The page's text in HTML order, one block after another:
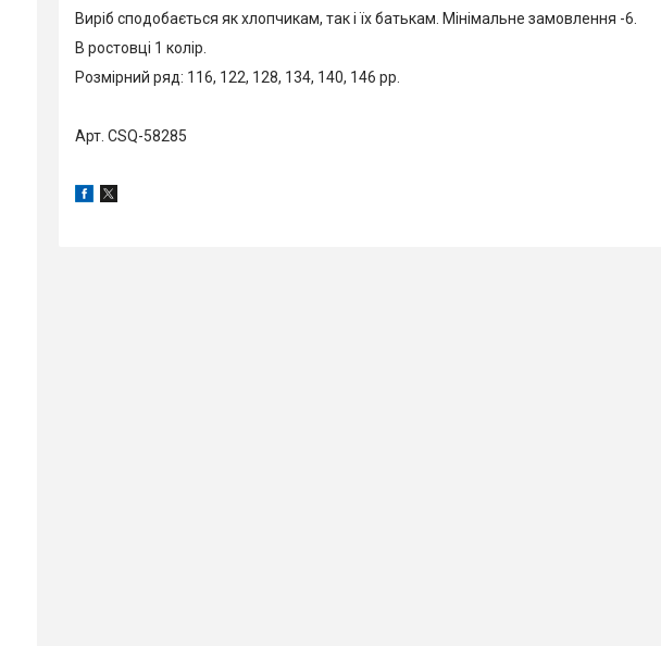
Виріб сподобається як хлопчикам, так і їх батькам. Мінімальне замовлення -6.
В ростовці 1 колір.
Розмірний ряд: 116, 122, 128, 134, 140, 146 рр.
Арт. CSQ-58285